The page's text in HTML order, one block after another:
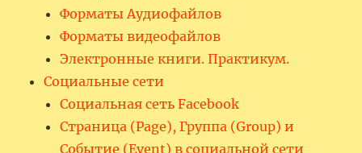
Форматы Аудиофайлов
Форматы видеофайлов
Электронные книги. Практикум.
Социальные сети
Социальная сеть Facebook
Страница (Page), Группа (Group) и
Событие (Event) в социальной сети